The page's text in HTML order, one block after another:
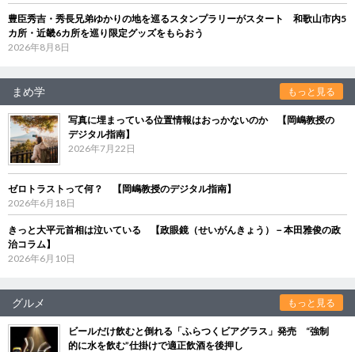
豊臣秀吉・秀長兄弟ゆかりの地を巡るスタンプラリーがスタート 和歌山市内5
カ所・近畿6カ所を巡り限定グッズをもらおう
2026年8月8日
まめ学 もっと見る
写真に埋まっている位置情報はおっかないのか 【岡嶋教授の
デジタル指南】
2026年7月22日
ゼロトラストって何？ 【岡嶋教授のデジタル指南】
2026年6月18日
きっと大平元首相は泣いている 【政眼鏡（せいがんきょう）－本田雅俊の政
治コラム】
2026年6月10日
グルメ もっと見る
ビールだけ飲むと倒れる「ふらつくビアグラス」発売 “強制
的に水を飲む”仕掛けで適正飲酒を後押し